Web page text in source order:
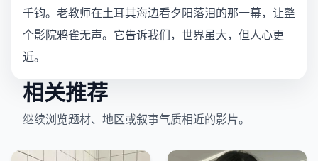
千钧。老教师在土耳其海边看夕阳落泪的那一幕，让整
个影院鸦雀无声。它告诉我们，世界虽大，但人心更
近。
相关推荐
继续浏览题材、地区或叙事气质相近的影片。